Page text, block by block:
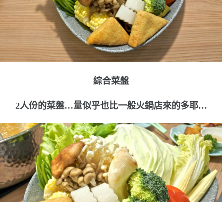
綜合菜盤
2人份的菜盤…量似乎也比一般火鍋店來的多耶…